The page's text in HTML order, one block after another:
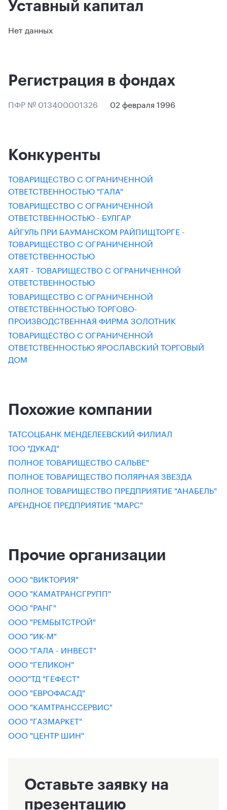
Уставный капитал
Нет данных
Регистрация в фондах
ПФР № 013400001326 02 февраля 1996
Конкуренты
ТОВАРИЩЕСТВО С ОГРАНИЧЕННОЙ
ОТВЕТСТВЕННОСТЬЮ "ГАЛА"
ТОВАРИЩЕСТВО С ОГРАНИЧЕННОЙ
ОТВЕТСТВЕННОСТЬЮ - БУЛГАР
АЙГУЛЬ ПРИ БАУМАНСКОМ РАЙПИЩТОРГЕ -
ТОВАРИЩЕСТВО С ОГРАНИЧЕННОЙ
ОТВЕТСТВЕННОСТЬЮ
ХАЯТ - ТОВАРИЩЕСТВО С ОГРАНИЧЕННОЙ
ОТВЕТСТВЕННОСТЬЮ
ТОВАРИЩЕСТВО С ОГРАНИЧЕННОЙ
ОТВЕТСТВЕННОСТЬЮ ТОРГОВО-
ПРОИЗВОДСТВЕННАЯ ФИРМА ЗОЛОТНИК
ТОВАРИЩЕСТВО С ОГРАНИЧЕННОЙ
ОТВЕТСТВЕННОСТЬЮ ЯРОСЛАВСКИЙ ТОРГОВЫЙ
ДОМ
Похожие компании
ТАТСОЦБАНК МЕНДЕЛЕЕВСКИЙ ФИЛИАЛ
ТОО "ДУКАД"
ПОЛНОЕ ТОВАРИЩЕСТВО САЛЬВЕ"
ПОЛНОЕ ТОВАРИЩЕСТВО ПОЛЯРНАЯ ЗВЕЗДА
ПОЛНОЕ ТОВАРИЩЕСТВО ПРЕДПРИЯТИЕ "АНАБЕЛЬ"
АРЕНДНОЕ ПРЕДПРИЯТИЕ "МАРС"
Прочие организации
ООО "ВИКТОРИЯ"
ООО "КАМАТРАНСГРУПП"
ООО "РАНГ"
ООО "РЕМБЫТСТРОЙ"
ООО "ИК-М"
ООО "ГАЛА - ИНВЕСТ"
ООО "ГЕЛИКОН"
ООО"ТД "ГЕФЕСТ"
ООО "ЕВРОФАСАД"
ООО "КАМТРАНССЕРВИС"
ООО "ГАЗМАРКЕТ"
ООО "ЦЕНТР ШИН"
Оставьте заявку на
презентацию